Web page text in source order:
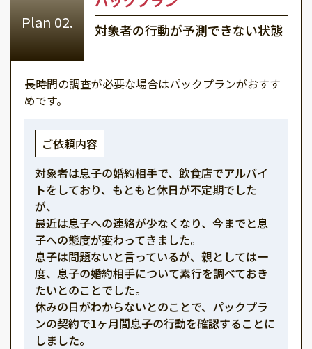
対象者の行動が予測できない状態
長時間の調査が必要な場合はパックプランがおすす
めです。
ご依頼内容
対象者は息子の婚約相手で、飲食店でアルバイ
トをしており、もともと休日が不定期でした
が、
最近は息子への連絡が少なくなり、今までと息
子への態度が変わってきました。
息子は問題ないと言っているが、親としては一
度、息子の婚約相手について素行を調べておき
たいとのことでした。
休みの日がわからないとのことで、パックプラ
ンの契約で1ヶ月間息子の行動を確認することに
しました。